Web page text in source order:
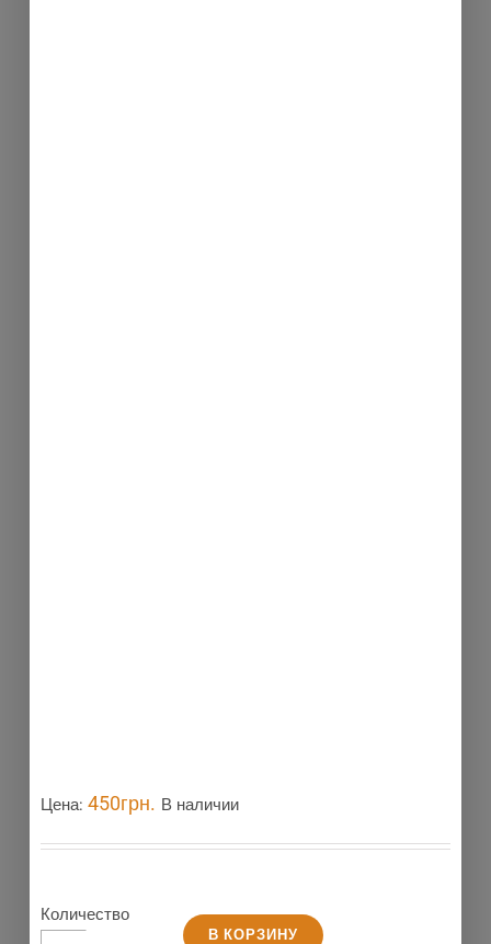
Цена:450грн. В наличии
Количество
В КОРЗИНУ